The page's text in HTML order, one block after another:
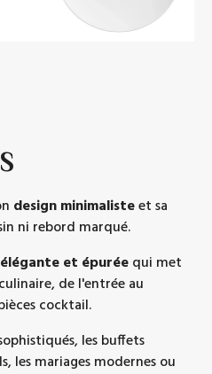
design minimalisteet sa
ni rebord marqué.
élégante et épuréequi met
de l'entrée au
cocktail.
les buffets
les mariages modernes ou